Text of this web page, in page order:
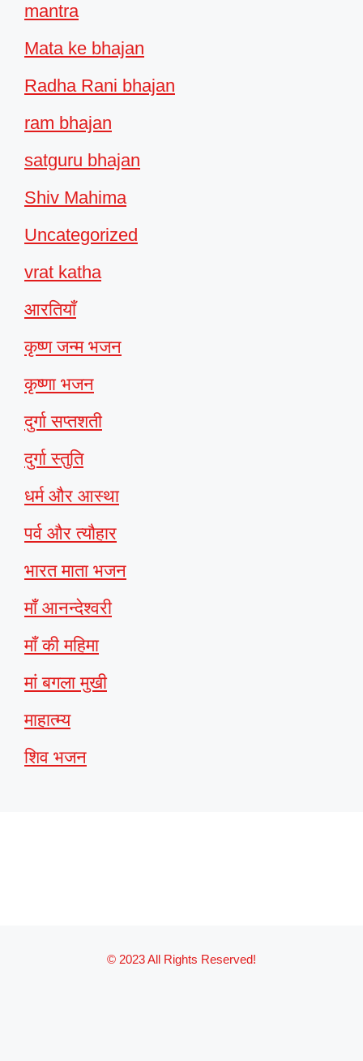
mantra
Mata ke bhajan
Radha Rani bhajan
ram bhajan
satguru bhajan
Shiv Mahima
Uncategorized
vrat katha
आरतियाँ
कृष्ण जन्म भजन
कृष्णा भजन
दुर्गा सप्तशती
दुर्गा स्तुति
धर्म और आस्था
पर्व और त्यौहार
भारत माता भजन
माँ आनन्देश्वरी
माँ की महिमा
मां बगला मुखी
माहात्म्य
शिव भजन
© 2023 All Rights Reserved!